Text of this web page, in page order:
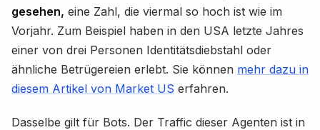
gesehen, eine Zahl, die viermal so hoch ist wie im
Vorjahr. Zum Beispiel haben in den USA letzte Jahres
einer von drei Personen Identitätsdiebstahl oder
ähnliche Betrügereien erlebt. Sie können mehr dazu in
diesem Artikel von Market US erfahren.
Dasselbe gilt für Bots. Der Traffic dieser Agenten ist in